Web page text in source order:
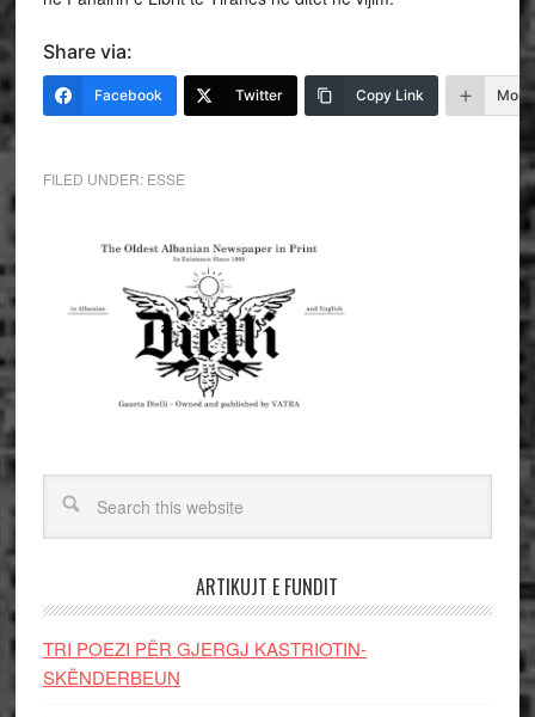
Share via:
Facebook Twitter Copy Link More
FILED UNDER: ESSE
ARTIKUJT E FUNDIT
TRI POEZI PËR GJERGJ KASTRIOTIN-
SKËNDERBEUN